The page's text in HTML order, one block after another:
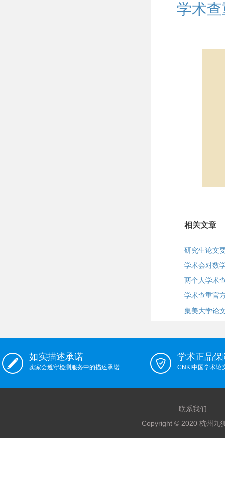
学术
相关文章
研究生论文
学术会对数
两个人学术
学术查重官
集美大学论
如实描述承诺
卖家会遵守检测服务中的描述承诺
学术正品保
CNKI中国学术论
联系我们
Copyright © 2020 杭州九